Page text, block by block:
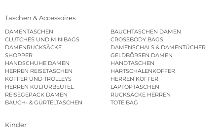
Taschen & Accessoires
DAMENTASCHEN
BAUCHTASCHEN DAMEN
CLUTCHES UND MINIBAGS
CROSSBODY BAGS
DAMENRUCKSÄCKE
DAMENSCHALS & DAMENTÜCHER
SHOPPER
GELDBÖRSEN DAMEN
HANDSCHUHE DAMEN
HANDTASCHEN
HERREN REISETASCHEN
HARTSCHALENKOFFER
KOFFER UND TROLLEYS
HERREN KOFFER
HERREN KULTURBEUTEL
LAPTOPTASCHEN
REISEGEPÄCK DAMEN
RUCKSÄCKE HERREN
BAUCH- & GÜRTELTASCHEN
TOTE BAG
Kinder